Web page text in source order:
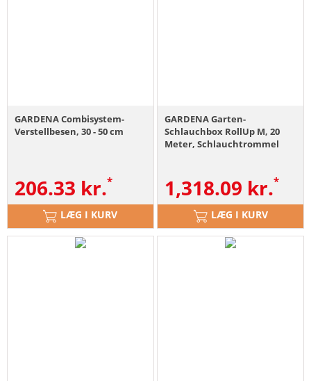
GARDENA Combisystem-
Verstellbesen, 30 - 50 cm
206.33 kr.
LÆG I KURV
GARDENA Garten-
Schlauchbox RollUp M, 20
Meter, Schlauchtrommel
1,318.09 kr.
LÆG I KURV